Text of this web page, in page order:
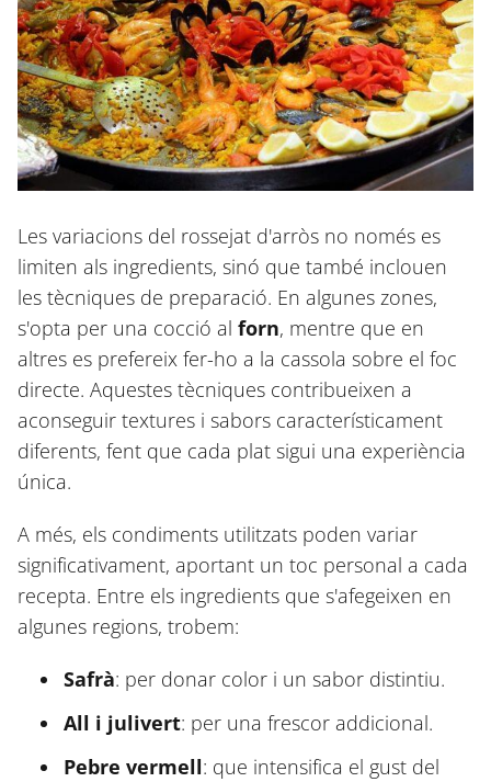
Les variacions del rossejat d'arròs no només es
limiten als ingredients, sinó que també inclouen
les tècniques de preparació. En algunes zones,
s'opta per una cocció al forn, mentre que en
altres es prefereix fer-ho a la cassola sobre el foc
directe. Aquestes tècniques contribueixen a
aconseguir textures i sabors característicament
diferents, fent que cada plat sigui una experiència
única.
A més, els condiments utilitzats poden variar
significativament, aportant un toc personal a cada
recepta. Entre els ingredients que s'afegeixen en
algunes regions, trobem:
Safrà: per donar color i un sabor distintiu.
All i julivert: per una frescor addicional.
Pebre vermell: que intensifica el gust del